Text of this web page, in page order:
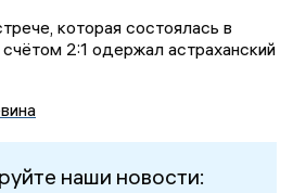
которая состоялась в
2:1 одержал астраханский
наши новости: